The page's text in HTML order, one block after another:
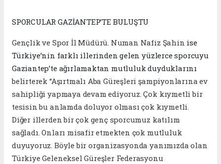
SPORCULAR GAZİANTEP’TE BULUŞTU
Gençlik ve Spor İl Müdürü. Numan Nafiz Şahin ise
Türkiye’nin farklı illerinden gelen yüzlerce sporcuyu
Gaziantep’te ağırlamaktan mutluluk duyduklarını
belirterek “Aşırtmalı Aba Güreşleri şampiyonlarına ev
sahipliği yapmaya devam ediyoruz. Çok kıymetli bir
tesisin bu anlamda doluyor olması çok kıymetli.
Diğer illerden bir çok genç sporcumuz katılım
sağladı. Onları misafir etmekten çok mutluluk
duyuyoruz. Böyle bir organizasyonda yanımızda olan
Türkiye Geleneksel Güreşler Federasyonu